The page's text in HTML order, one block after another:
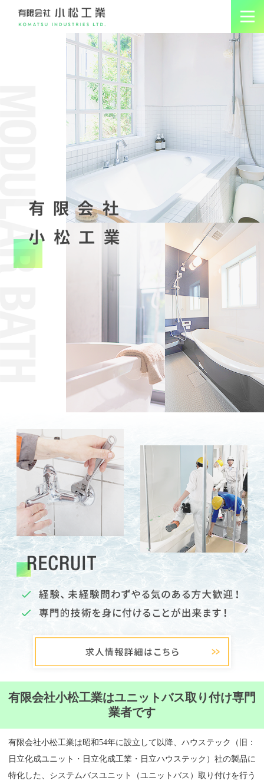
有限会社小松工業はユニットバス取り付け専門
業者です
有限会社小松工業は昭和54年に設立して以降、ハウステック（旧：
日立化成ユニット・日立化成工業・日立ハウステック）社の製品に
特化した、システムバスユニット（ユニットバス）取り付けを行う